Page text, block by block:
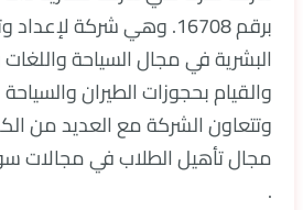
برقم 16708. وهي شركة
البشرية في مجال السياحة
والقيام بحجوزات الطيران والسياحة
وتتعاون الشركة مع العديد من
مجال تأهيل الطلاب في مجالات
.